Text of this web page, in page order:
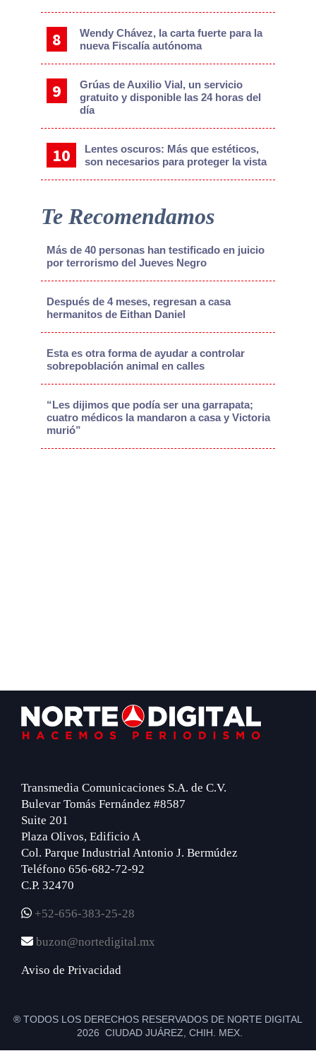
Wendy Chávez, la carta fuerte para la
nueva Fiscalía autónoma
Grúas de Auxilio Vial, un servicio
gratuito y disponible las 24 horas del
día
Lentes oscuros: Más que estéticos,
son necesarios para proteger la vista
Te Recomendamos
Más de 40 personas han testificado en juicio
por terrorismo del Jueves Negro
Después de 4 meses, regresan a casa
hermanitos de Eithan Daniel
Esta es otra forma de ayudar a controlar
sobrepoblación animal en calles
“Les dijimos que podía ser una garrapata;
cuatro médicos la mandaron a casa y Victoria
murió”
Footer
Transmedia Comunicaciones S.A. de C.V.
Bulevar Tomás Fernández #8587
Suite 201
Plaza Olivos, Edificio A
Col. Parque Industrial Antonio J. Bermúdez
Teléfono 656-682-72-92
C.P. 32470
+52-656-383-25-28
buzon@nortedigital.mx
Aviso de Privacidad
® TODOS LOS DERECHOS RESERVADOS DE NORTE DIGITAL
2026 CIUDAD JUÁREZ, CHIH. MEX.